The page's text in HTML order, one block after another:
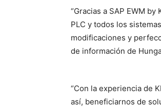
“Gracias a SAP EWM
PLC y todos los
modificaciones y
de información de
“Con la experiencia de
así, beneficiarnos de